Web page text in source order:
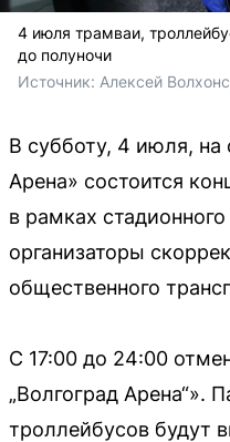
4 июля трамваи,
до полуночи
Источник: Алексей
В субботу, 4 июля, на
Арена» состоится
в рамках
организаторы
общественного
С 17:00 до 24:00
„Волгоград Арена“».
троллейбусов будут